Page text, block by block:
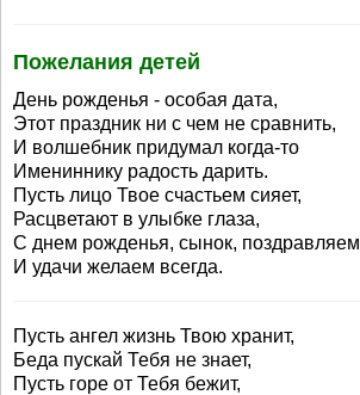
Пожелания детей
День рожденья - особая дата,
Этот праздник ни с чем не сравнить,
И волшебник придумал когда-то
Имениннику радость дарить.
Пусть лицо Твое счастьем сияет,
Расцветают в улыбке глаза,
С днем рожденья, сынок, поздравляем
И удачи желаем всегда.
Пусть ангел жизнь Твою хранит,
Беда пускай Тебя не знает,
Пусть горе от Тебя бежит,